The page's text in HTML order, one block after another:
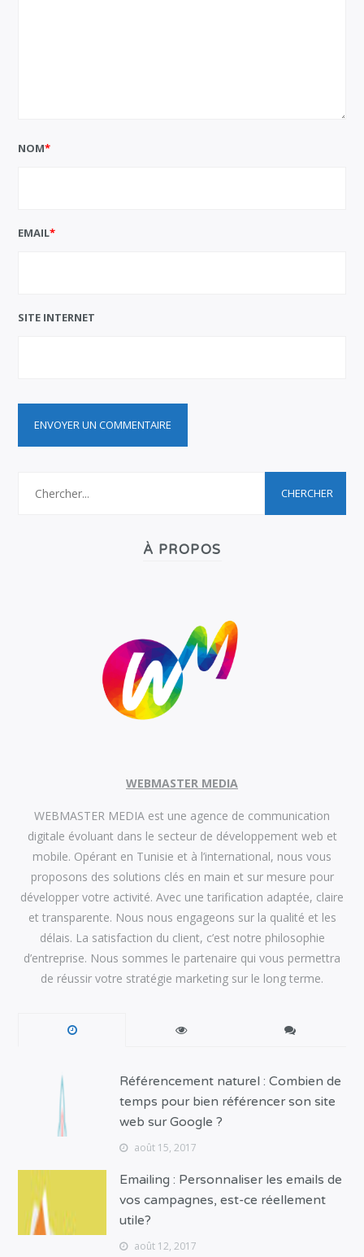
NOM*
EMAIL*
SITE INTERNET
À PROPOS
WEBMASTER MEDIA
WEBMASTER MEDIA est une agence de communication
digitale évoluant dans le secteur de développement web et
mobile. Opérant en Tunisie et à l’international, nous vous
proposons des solutions clés en main et sur mesure pour
développer votre activité. Avec une tarification adaptée, claire
et transparente. Nous nous engageons sur la qualité et les
délais. La satisfaction du client, c’est notre philosophie
d’entreprise. Nous sommes le partenaire qui vous permettra
de réussir votre stratégie marketing sur le long terme.
Référencement naturel : Combien de
temps pour bien référencer son site
web sur Google ?
août 15, 2017
Emailing : Personnaliser les emails de
vos campagnes, est-ce réellement
utile?
août 12, 2017